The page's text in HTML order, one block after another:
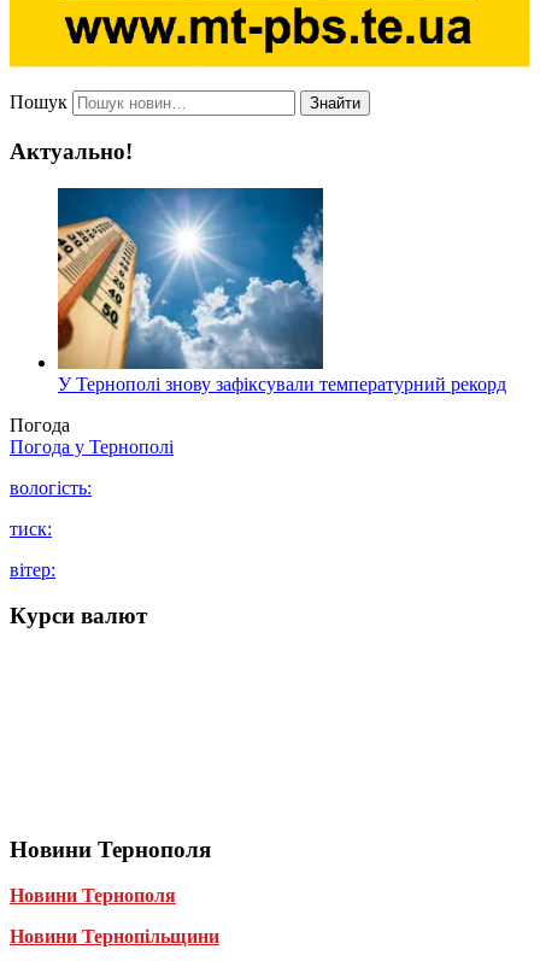
Пошук Знайти
Актуально!
У Тернополі знову зафіксували температурний рекорд
Погода
Погода у Тернополі
вологість:
тиск:
вітер:
Курси валют
Новини Тернополя
Новини Тернополя
Новини Тернопільщини